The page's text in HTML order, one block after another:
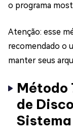
o programa
Atenção: esse
recomendado o
manter seus
Método
de